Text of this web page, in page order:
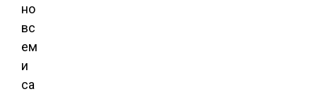
но
вс
ем
и
са